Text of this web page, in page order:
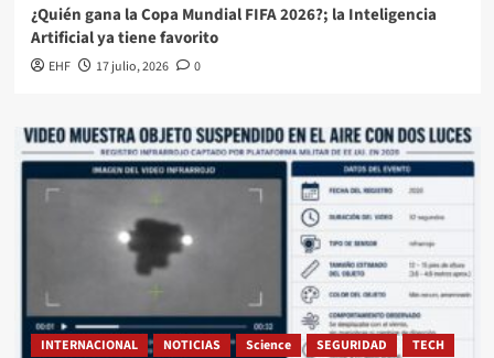
¿Quién gana la Copa Mundial FIFA 2026?; la Inteligencia
Artificial ya tiene favorito
EHF 17 julio, 2026 0
INTERNACIONAL NOTICIAS Science SEGURIDAD
TECH